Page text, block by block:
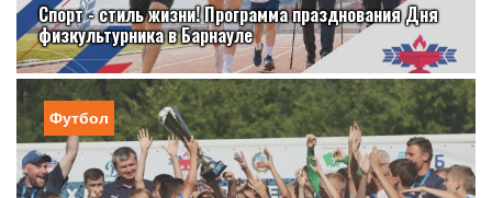
Спорт - стиль жизни! Программа празднования Дня
физкультурника в Барнауле
Футбол